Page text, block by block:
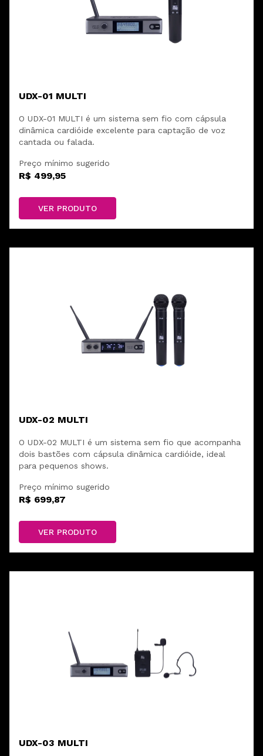
UDX-01 MULTI
O UDX-01 MULTI é um sistema sem fio com cápsula
dinâmica cardióide excelente para captação de voz
cantada ou falada.
Preço mínimo sugerido
R$ 499,95
VER PRODUTO
UDX-02 MULTI
O UDX-02 MULTI é um sistema sem fio que acompanha
dois bastões com cápsula dinâmica cardióide, ideal
para pequenos shows.
Preço mínimo sugerido
R$ 699,87
VER PRODUTO
UDX-03 MULTI